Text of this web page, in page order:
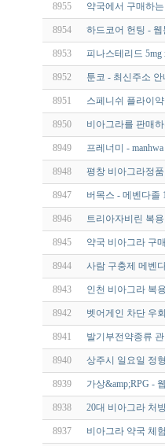
8955 약국에서 구매하
8954 하드코어 헌팅 - 웹
8953 피나스테리드
8952 툰코 - 최신주소
8951 스페니쉬 플라이
8950 비아그라를 판매
8949 프레너미 - manhwa
8948 평창 비아그라정
8947 버목스 - 메벤다졸
8946 트리아자비린 복
8945 약국 비아그라 구
8944 사람 구충제 메벤
8943 인천 비아그라 복
8942 벳어게인 차단 우
8941 발기부전약종류
8940 상주시 일요일 정
8939 가상&amp;RPG -
8938 20대 비아그라 처
8937 비아그라 약국 체